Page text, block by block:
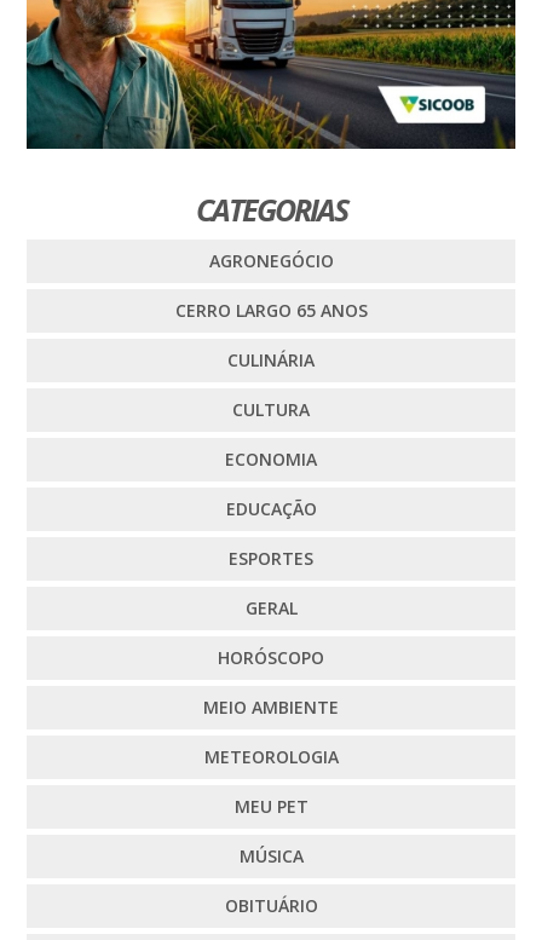
CATEGORIAS
AGRONEGÓCIO
CERRO LARGO 65 ANOS
CULINÁRIA
CULTURA
ECONOMIA
EDUCAÇÃO
ESPORTES
GERAL
HORÓSCOPO
MEIO AMBIENTE
METEOROLOGIA
MEU PET
MÚSICA
OBITUÁRIO